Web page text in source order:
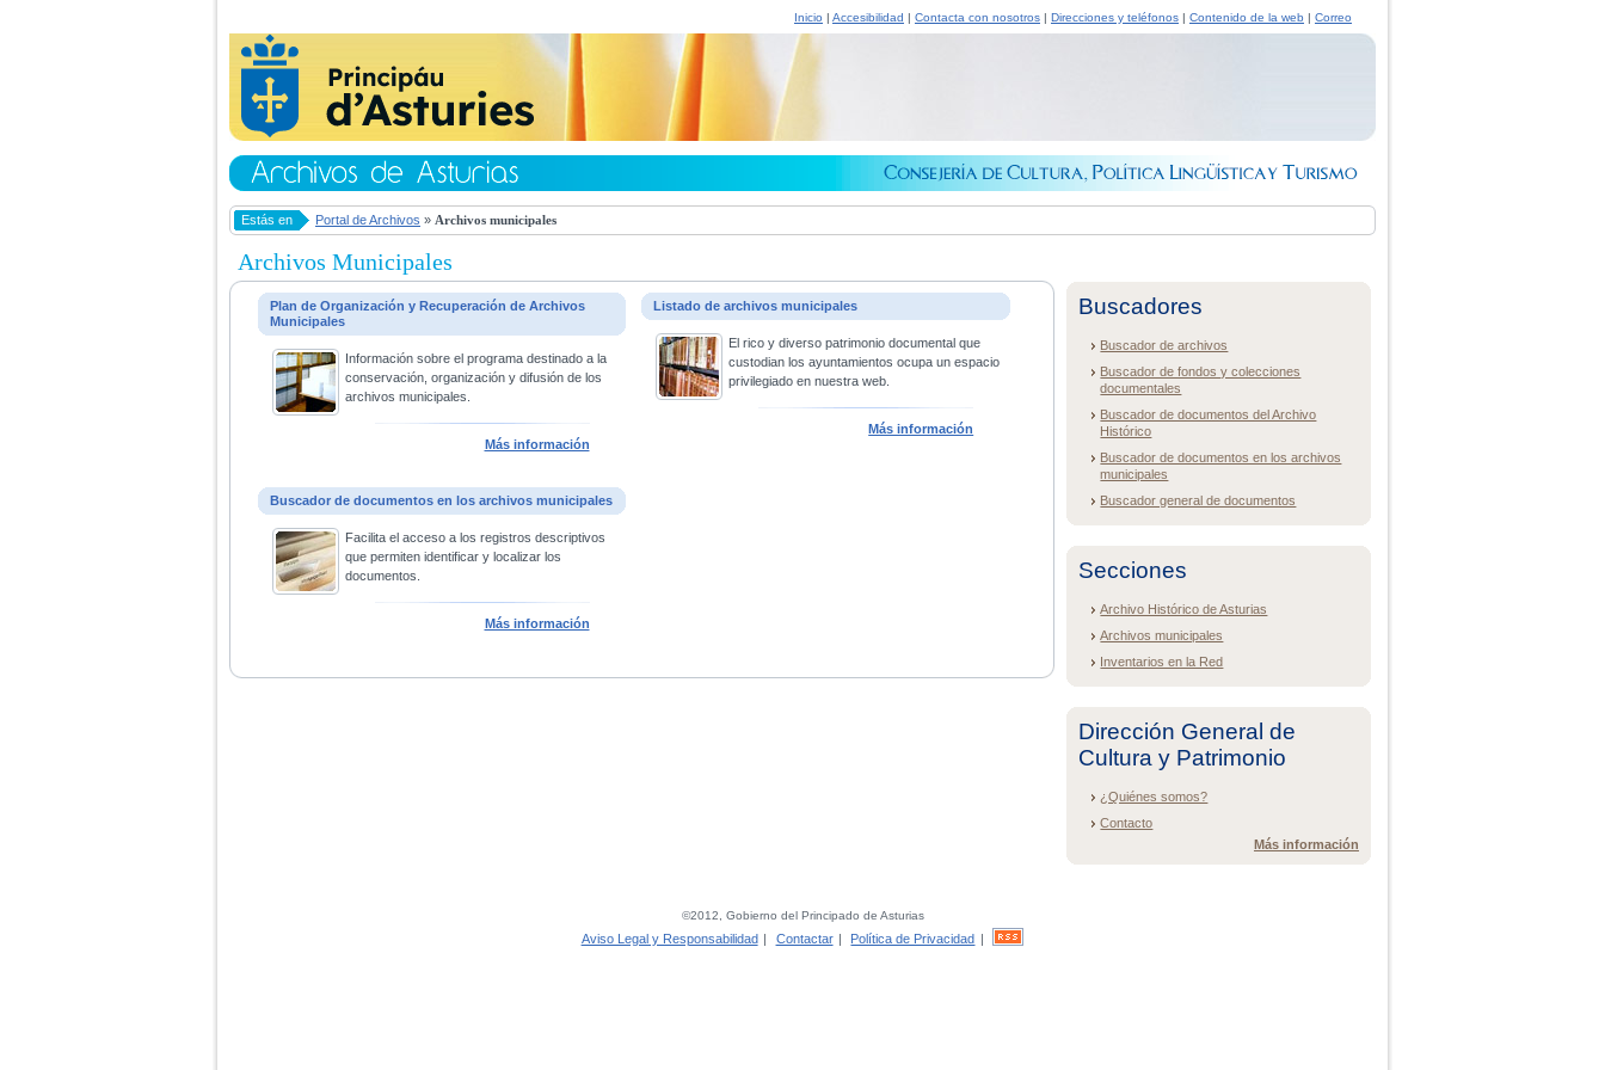
Inicio | Accesibilidad | Contacta con nosotros | Direcciones y teléfonos | Contenido de la web | Correo
Estás en Portal de Archivos » Archivos municipales
Archivos Municipales
Plan de Organización y Recuperación de Archivos
Municipales
Información sobre el programa destinado a la
conservación, organización y difusión de los
archivos municipales.
Más información
Listado de archivos municipales
El rico y diverso patrimonio documental que
custodian los ayuntamientos ocupa un espacio
privilegiado en nuestra web.
Más información
Buscador de documentos en los archivos municipales
Facilita el acceso a los registros descriptivos
que permiten identificar y localizar los
documentos.
Más información
Buscadores
Buscador de archivos
Buscador de fondos y colecciones
documentales
Buscador de documentos del Archivo
Histórico
Buscador de documentos en los archivos
municipales
Buscador general de documentos
Secciones
Archivo Histórico de Asturias
Archivos municipales
Inventarios en la Red
Dirección General de
Cultura y Patrimonio
¿Quiénes somos?
Contacto
Más información
©2012, Gobierno del Principado de Asturias
Aviso Legal y Responsabilidad | Contactar | Política de Privacidad |